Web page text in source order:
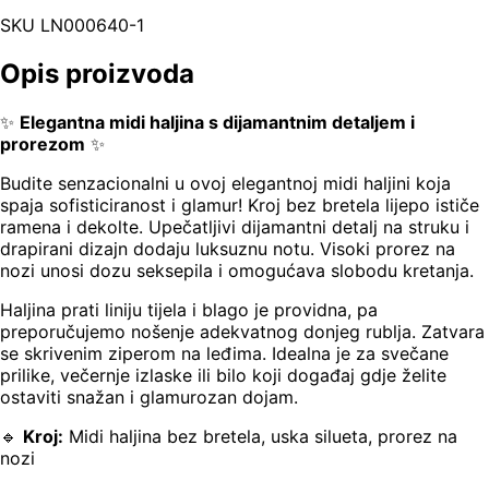
SKU LN000640-1
Opis proizvoda
✨ Elegantna midi haljina s dijamantnim detaljem i
prorezom ✨
Budite senzacionalni u ovoj elegantnoj midi haljini koja
spaja sofisticiranost i glamur! Kroj bez bretela lijepo ističe
ramena i dekolte. Upečatljivi dijamantni detalj na struku i
drapirani dizajn dodaju luksuznu notu. Visoki prorez na
nozi unosi dozu seksepila i omogućava slobodu kretanja.
Haljina prati liniju tijela i blago je providna, pa
preporučujemo nošenje adekvatnog donjeg rublja. Zatvara
se skrivenim ziperom na leđima. Idealna je za svečane
prilike, večernje izlaske ili bilo koji događaj gdje želite
ostaviti snažan i glamurozan dojam.
🔹 Kroj: Midi haljina bez bretela, uska silueta, prorez na
nozi